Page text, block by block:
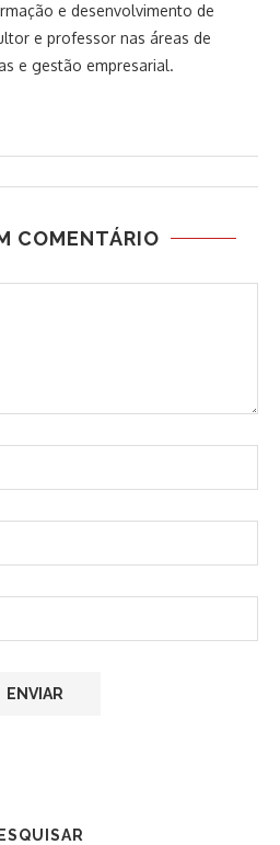
e desenvolvimento de
e professor nas áreas de
e gestão empresarial.
COMENTÁRIO